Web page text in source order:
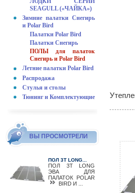
SEAGULL («ЧАЙКА»)
Зимние палатки Снегирь
и Polar Bird
Палатки Polar Bird
Палатки Снегирь
ПОЛЫ для палаток
Снегирь и Polar Bird
Летние палатки Polar Bird
Распродажа
Стулья и столы
Тюнинг и Комплектующие
ВЫ ПРОСМОТРЕЛИ
ПОЛ 3T LONG...
ПОЛ 3T LONG
ЭВА ДЛЯ
ПАЛАТОК POLAR
BIRD И ...